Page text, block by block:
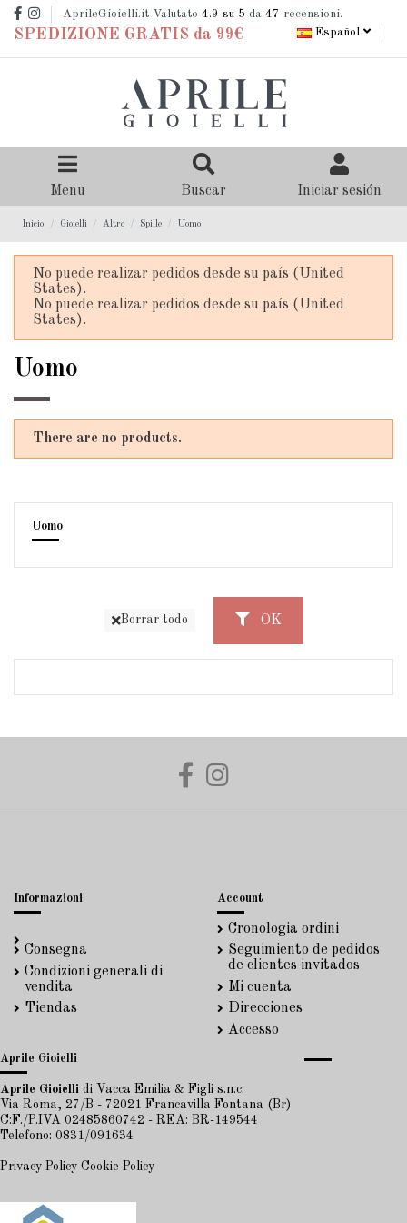
AprileGioielli.it Valutato 4.9 su 5 da 47 recensioni.
SPEDIZIONE GRATIS da 99€ Español
Menu Buscar Iniciar sesión
Inicio Gioielli Altro Spille Uomo
No puede realizar pedidos desde su país (United
States).
No puede realizar pedidos desde su país (United
States).
Uomo
There are no products.
Uomo
Borrar todo OK
Informazioni
Consegna
Condizioni generali di
vendita
Tiendas
Account
Cronologia ordini
Seguimiento de pedidos
de clientes invitados
Mi cuenta
Direcciones
Accesso
Aprile Gioielli
Aprile Gioielli di Vacca Emilia & Figli s.n.c.
Via Roma, 27/B - 72021 Francavilla Fontana (Br)
C:F./P.IVA 02485860742 - REA: BR-149544
Telefono: 0831/091634
Privacy Policy Cookie Policy